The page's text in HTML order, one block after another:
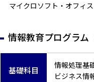
マイクロソフト・オフィス
情報教育プログラム
基礎科目
情報処理基
ビジネス情